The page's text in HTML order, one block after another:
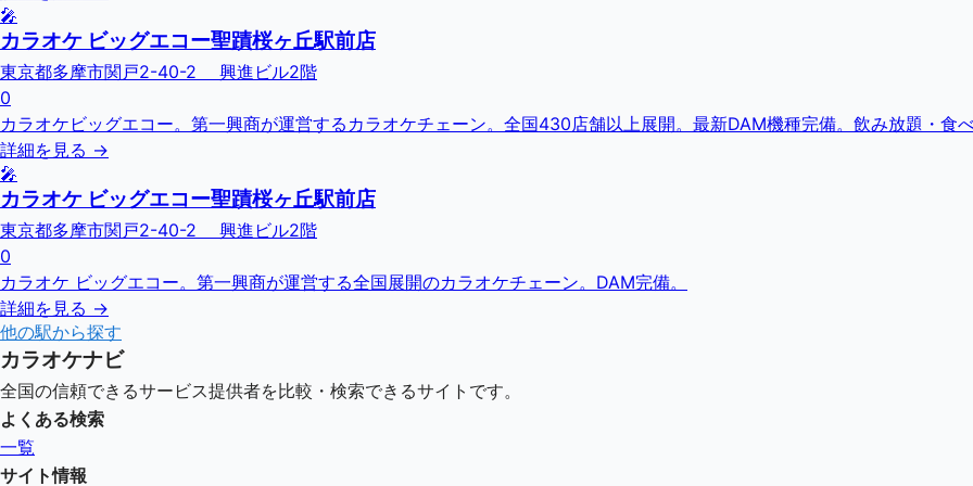
🎤
カラオケ ビッグエコー聖蹟桜ヶ丘駅前店
東京都多摩市関戸2-40-2 興進ビル2階
0
カラオケビッグエコー。第一興商が運営するカラオケチェーン。全国430店舗以上展開。最新DAM機種完備。飲み放題・食べ
詳細を見る →
🎤
カラオケ ビッグエコー聖蹟桜ヶ丘駅前店
東京都多摩市関戸2-40-2 興進ビル2階
0
カラオケ ビッグエコー。第一興商が運営する全国展開のカラオケチェーン。DAM完備。
詳細を見る →
他の駅から探す
カラオケナビ
全国の信頼できるサービス提供者を比較・検索できるサイトです。
よくある検索
一覧
サイト情報